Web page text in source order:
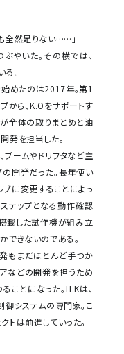
全然足りない……」
やいた。その横では、
。
めたのは2017年。第1
から、K.Oをサポートす
全体の取りまとめと油
発を担当した。
ームやドリフタなど主
開発だった。長年使い
に変更することによっ
テップとなる動作確認
載した試作機が組み立
できないのである。
もまだほとんど手つか
などの開発を担うため
ことになった。H.Kは、
システムの専門家。こ
トは前進していった。